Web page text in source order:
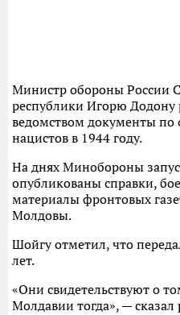
Министр обороны России
республики Игорю
ведомством документы
нацистов в 1944 году.
На днях Минобороны
опубликованы справки,
материалы фронтовых
Молдовы.
Шойгу отметил, что
лет.
«Они свидетельствуют о
Молдавии тогда», —